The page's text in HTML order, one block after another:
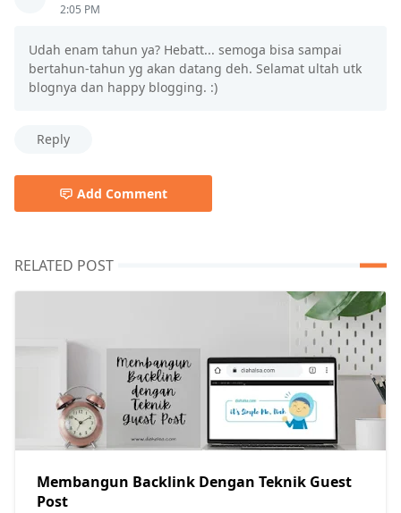
2:05 PM
Udah enam tahun ya? Hebatt... semoga bisa sampai
bertahun-tahun yg akan datang deh. Selamat ultah utk
blognya dan happy blogging. :)
Reply
Add Comment
RELATED POST
Membangun Backlink Dengan Teknik Guest
Post